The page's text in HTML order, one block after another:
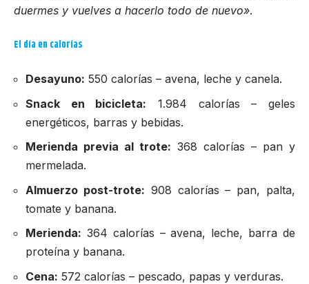
duermes y vuelves a hacerlo todo de nuevo».
El día en calorías
Desayuno: 550 calorías – avena, leche y canela.
Snack en bicicleta: 1.984 calorías – geles
energéticos, barras y bebidas.
Merienda previa al trote: 368 calorías – pan y
mermelada.
Almuerzo post-trote: 908 calorías – pan, palta,
tomate y banana.
Merienda: 364 calorías – avena, leche, barra de
proteína y banana.
Cena: 572 calorías – pescado, papas y verduras.